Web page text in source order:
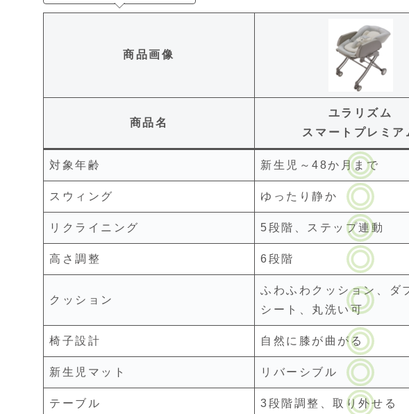
商品画像
商品名
ユラリズム
スマートプレミア
対象年齢 新生児～48か月まで
スウィング ゆったり静か
リクライニング 5段階、ステップ連動
高さ調整 6段階
クッション
ふわふわクッション、ダ
シート、丸洗い可
椅子設計 自然に膝が曲がる
新生児マット リバーシブル
テーブル 3段階調整、取り外せる